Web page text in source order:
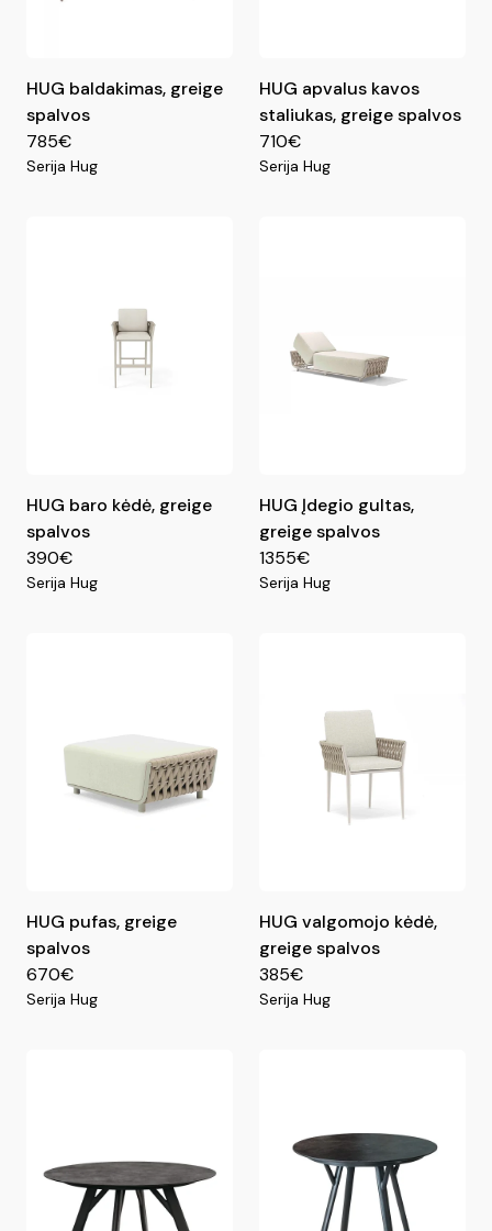
HUG baldakimas, greige
spalvos
785€
Serija Hug
HUG apvalus kavos
staliukas, greige spalvos
710€
Serija Hug
HUG baro kėdė, greige
spalvos
390€
Serija Hug
HUG Įdegio gultas,
greige spalvos
1355€
Serija Hug
HUG pufas, greige
spalvos
670€
Serija Hug
HUG valgomojo kėdė,
greige spalvos
385€
Serija Hug